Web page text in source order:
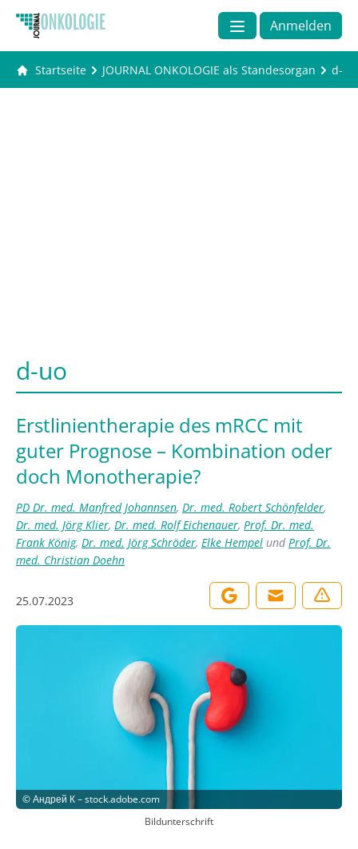
Anmelden
Startseite JOURNAL ONKOLOGIE als Standesorgan d-uo
d-uo
Erstlinientherapie des mRCC mit
guter Prognose – Kombination oder
doch Monotherapie?
PD Dr. med. Manfred Johannsen, Dr. med. Robert Schönfelder,
Dr. med. Jörg Klier, Dr. med. Rolf Eichenauer, Prof. Dr. med.
Frank König, Dr. med. Jörg Schröder, Elke Hempel undProf. Dr.
med. Christian Doehn
25.07.2023
©Андрей К – stock.adobe.com
Bildunterschrift